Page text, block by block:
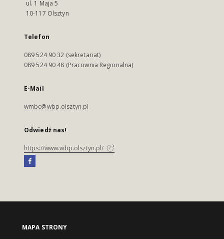
ul. 1 Maja 5
10-117 Olsztyn
Telefon
089 524 90 32 (sekretariat)
089 524 90 48 (Pracownia Regionalna)
E-Mail
wmbc@wbp.olsztyn.pl
Odwiedź nas!
https://www.wbp.olsztyn.pl/
MAPA STRONY